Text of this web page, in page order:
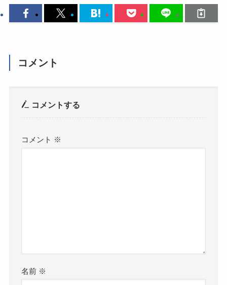
コメント
コメントする
コメント ※
名前 ※